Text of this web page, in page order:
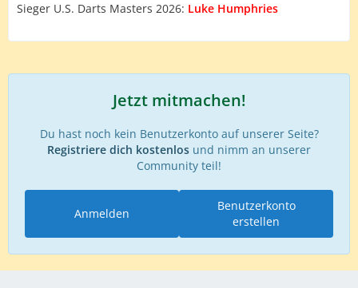
Sieger U.S. Darts Masters 2026: Luke Humphries
Jetzt mitmachen!
Du hast noch kein Benutzerkonto auf unserer Seite?
Registriere dich kostenlos und nimm an unserer
Community teil!
Benutzerkonto
erstellen
Anmelden